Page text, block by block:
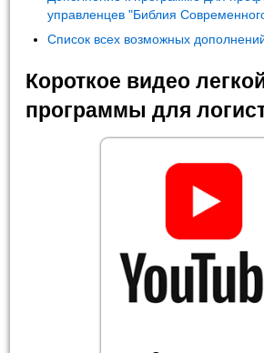
управленцев "Библия
Список всех возможных
Короткое видео
программы для